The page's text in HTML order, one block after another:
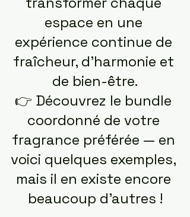
espace en une
expérience continue de
fraîcheur, d’harmonie et
de bien-être.
👉 Découvrez le bundle
coordonné de votre
fragrance préférée — en
voici quelques exemples,
mais il en existe encore
beaucoup d’autres !